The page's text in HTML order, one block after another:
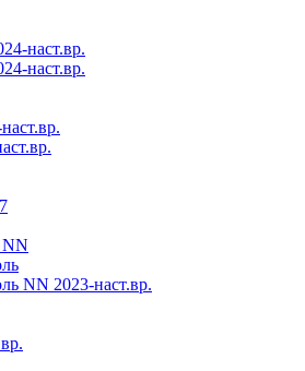
наст.вр.
наст.вр.
NN
NN 2023-наст.вр.